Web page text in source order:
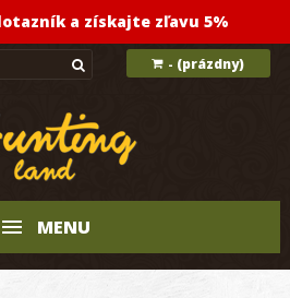
a získajte zľavu 5%
- (prázdny)
MENU